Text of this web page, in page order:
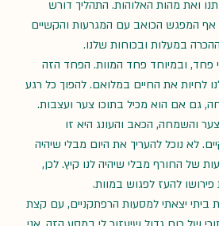
ואת מהות האלוהות. התהליך דורש
אף המפגש הכואב עם המגרעות והקשיים
במעלות ובכוחות שלנו.
פחד, ובמיוחד פחד המוות. הפחד הזה
לחיות את החיים במלואם. להפוך כל רגע
גם אם הוא מכיל בתוכו צער ועצבות.
והשמחה, הכאב והעונג היא זו
לא נוכל להעריך את היום מבלי שיהיה
של החורף מבלי שיהיה לנו קיץ. לכן,
להעז לפגוש במוות.
ביתי יצאתי למסעות הרפתקניים, עם קצת